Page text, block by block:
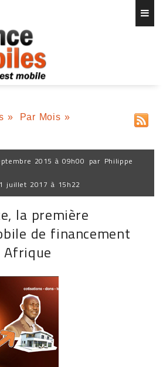
» Par Mois »
2015 à 09h00 par Philippe
juillet 2017 à 15h22
la première
de financement